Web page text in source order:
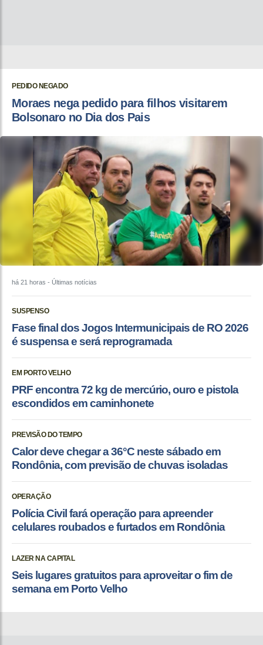
PEDIDO NEGADO
Moraes nega pedido para filhos visitarem
Bolsonaro no Dia dos Pais
há 21 horas - Últimas notícias
SUSPENSO
Fase final dos Jogos Intermunicipais de RO 2026
é suspensa e será reprogramada
EM PORTO VELHO
PRF encontra 72 kg de mercúrio, ouro e pistola
escondidos em caminhonete
PREVISÃO DO TEMPO
Calor deve chegar a 36°C neste sábado em
Rondônia, com previsão de chuvas isoladas
OPERAÇÃO
Polícia Civil fará operação para apreender
celulares roubados e furtados em Rondônia
LAZER NA CAPITAL
Seis lugares gratuitos para aproveitar o fim de
semana em Porto Velho